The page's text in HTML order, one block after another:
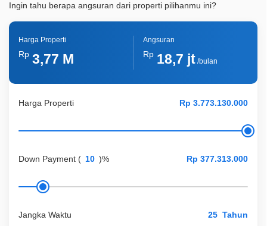
Ingin tahu berapa angsuran dari properti pilihanmu ini?
Harga Properti
Down Payment ( )%
Jangka Waktu Tahun
Harga Properti
Rp 3,77 M
Angsuran
Rp 18,7 jt/bulan